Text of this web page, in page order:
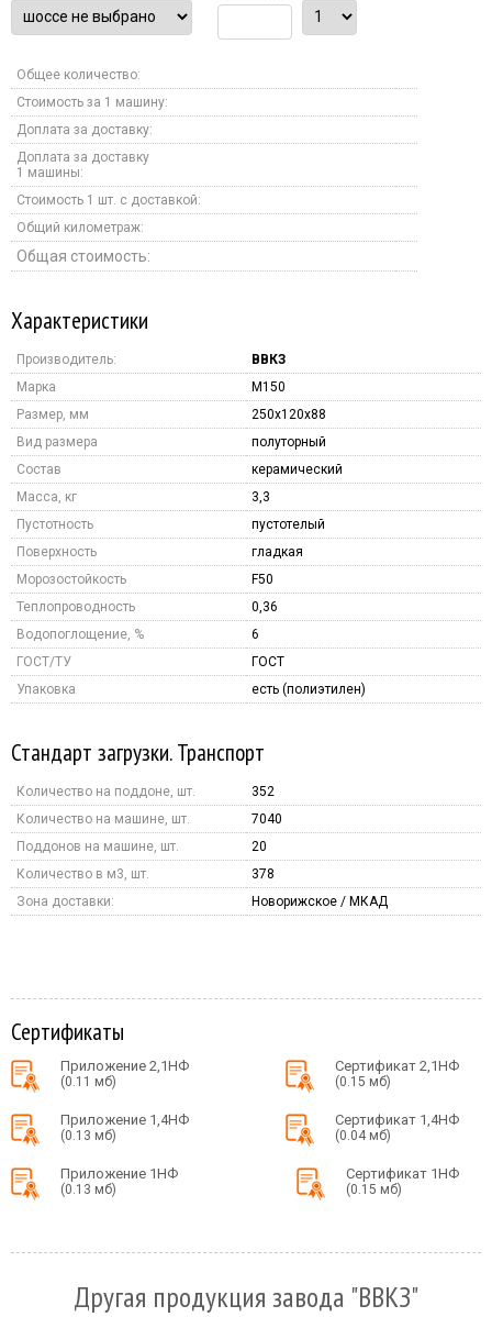
Общее количество:
Стоимость за 1 машину:
Доплата за доставку:
Доплата за доставку
1 машины:
Стоимость 1 шт. с доставкой:
Общий километраж:
Общая стоимость:
Характеристики
Производитель:
ВВКЗ
Марка
M150
Размер, мм
250x120x88
Вид размера
полуторный
Состав
керамический
Масса, кг
3,3
Пустотность
пустотелый
Поверхность
гладкая
Морозостойкость
F50
Теплопроводность
0,36
Водопоглощение, %
6
ГОСТ/ТУ
ГОСТ
Упаковка
есть (полиэтилен)
Стандарт загрузки. Транспорт
Количество на поддоне, шт.
352
Количество на машине, шт.
7040
Поддонов на машине, шт.
20
Количество в м3, шт.
378
Зона доставки:
Новорижское / МКАД
Сертификаты
Приложение 2,1НФ
(0.11 мб)
Сертификат 2,1НФ
(0.15 мб)
Приложение 1,4НФ
(0.13 мб)
Сертификат 1,4НФ
(0.04 мб)
Приложение 1НФ
(0.13 мб)
Сертификат 1НФ
(0.15 мб)
Другая продукция завода "ВВКЗ"